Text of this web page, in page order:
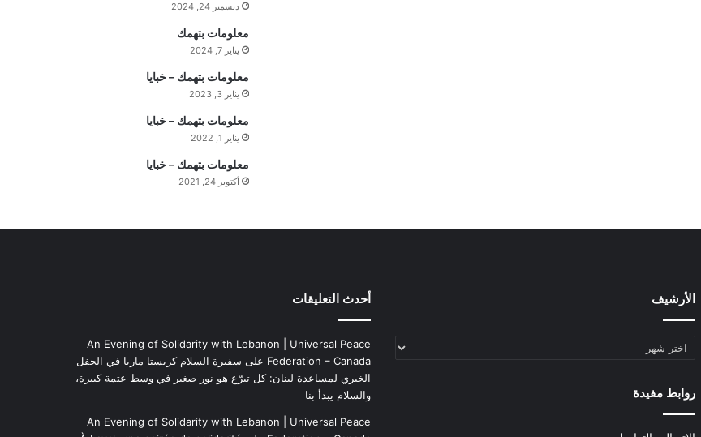
ديسمبر 24, 2024
معلومات بتهمك
يناير 7, 2024
معلومات بتهمك – خبايا
يناير 3, 2023
معلومات بتهمك – خبايا
يناير 1, 2022
معلومات بتهمك – خبايا
أكتوبر 24, 2021
الأرشيف
الأرشيف
روابط مفيدة
أحدث التعليقات
An Evening of Solidarity with Lebanon | Universal Peace
Federation – Canada على سفيرة السلام كريستا ماريا في الحفل
الخيري لمساعدة لبنان: كل تبرّع هو نور صغير في وسط عتمة كبيرة،
والسلام يبدأ بنا
An Evening of Solidarity with Lebanon | Universal Peace